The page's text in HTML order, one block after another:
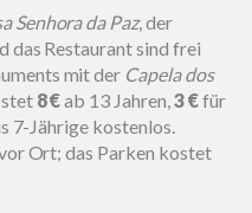
Senhora da Paz, der
das Restaurant sind frei
mit der Capela dos
8 €ab 13 Jahren, 3 €für
7-Jährige kostenlos.
Ort; das Parken kostet